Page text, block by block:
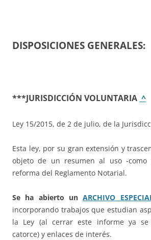
DISPOSICIONES GENERALES:
***JURISDICCIÓN VOLUNTARIA ^
Ley 15/2015, de 2 de julio, de la
Esta ley, por su gran extensión y
objeto de un resumen al uso -como
reforma del Reglamento Notarial.
Se ha abierto unARCHIVO
incorporando trabajos que estudian
la Ley (al cerrar este informe ya se
catorce) y enlaces de interés.